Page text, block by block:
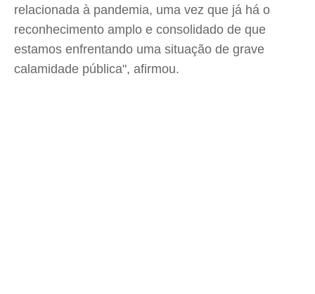
relacionada à pandemia, uma vez que já há o
reconhecimento amplo e consolidado de que
estamos enfrentando uma situação de grave
calamidade pública", afirmou.